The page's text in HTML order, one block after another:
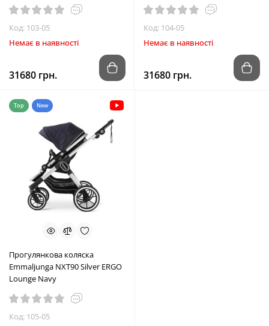
Код: 103-05
Немає в наявності
31680 грн.
Код: 104-05
Немає в наявності
31680 грн.
Top New
Прогулянкова коляска
Emmaljunga NXT90 Silver ERGO
Lounge Navy
Код: 105-05